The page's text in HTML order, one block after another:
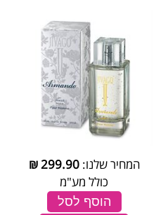
המחיר שלנו:299.90
₪
כולל מע"מ
הוסף לסל